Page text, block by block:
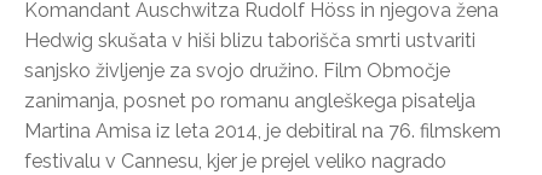
Komandant Auschwitza Rudolf Höss in njegova žena
Hedwig skušata v hiši blizu taborišča smrti ustvariti
sanjsko življenje za svojo družino. Film Območje
zanimanja, posnet po romanu angleškega pisatelja
Martina Amisa iz leta 2014, je debitiral na 76. filmskem
festivalu v Cannesu, kjer je prejel veliko nagrado